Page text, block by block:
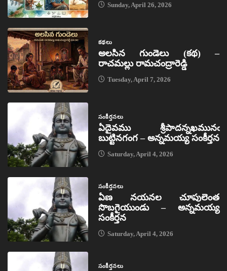
Sunday, April 26, 2026
కథలు
అలసిన గుండెలు (కథ) –
రాచమల్లు రామచంద్రారెడ్డి
Tuesday, April 7, 2026
సంకీర్తనలు
ఏదైవము శ్రీపాదన్నఖమునఁ
బుట్టినగంగ – అన్నమయ్య సంకీర్తన
Saturday, April 4, 2026
సంకీర్తనలు
ఏణ నయనల చూపులెంత
సొబగైయుండు – అన్నమయ్య
సంకీర్తన
Saturday, April 4, 2026
సంకీర్తనలు